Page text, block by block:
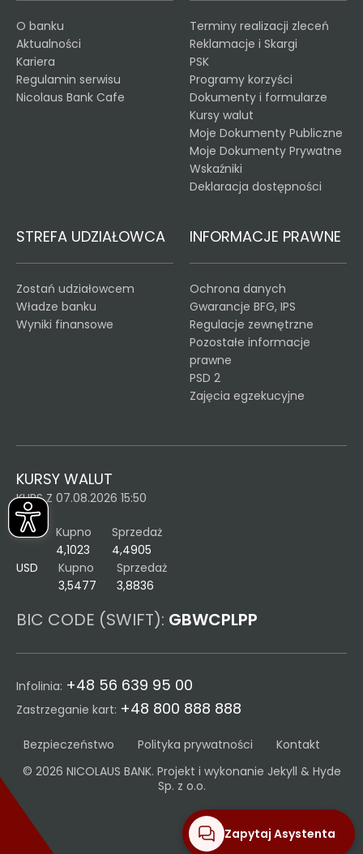
O banku
Aktualności
Kariera
Regulamin serwisu
Nicolaus Bank Cafe
Terminy realizacji zleceń
Reklamacje i Skargi
PSK
Programy korzyści
Dokumenty i formularze
Kursy walut
Moje Dokumenty Publiczne
Moje Dokumenty Prywatne
Wskaźniki
Deklaracja dostępności
STREFA UDZIAŁOWCA
Zostań udziałowcem
Władze banku
Wyniki finansowe
INFORMACJE PRAWNE
Ochrona danych
Gwarancje BFG, IPS
Regulacje zewnętrzne
Pozostałe informacje
prawne
PSD 2
Zajęcia egzekucyjne
KURSY WALUT
KURS Z 07.08.2026 15:50
EUR
Kupno
4,1023
Sprzedaż
4,4905
USD
Kupno
3,5477
Sprzedaż
3,8836
BIC CODE (SWIFT): GBWCPLPP
Infolinia: +48 56 639 95 00
Zastrzeganie kart: +48 800 888 888
Bezpieczeństwo Polityka prywatności
Kontakt
© 2026 NICOLAUS BANK. Projekt i wykonanie Jekyll & Hyde
Sp. z o.o.